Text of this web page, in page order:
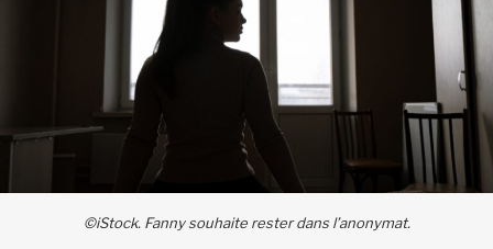
©iStock. Fanny souhaite rester dans l’anonymat.